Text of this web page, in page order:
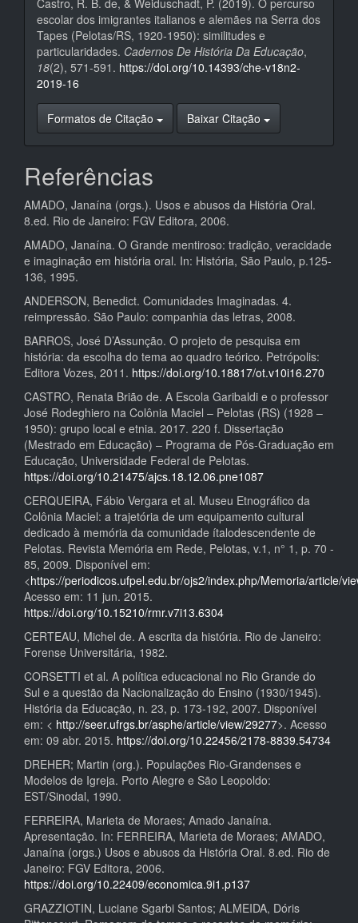
Castro, R. B. de, & Weiduschadt, P. (2019). O percurso
escolar dos imigrantes italianos e alemães na Serra dos
Tapes (Pelotas/RS, 1920-1950): similitudes e
particularidades. Cadernos De História Da Educação,
18(2), 571-591. https://doi.org/10.14393/che-v18n2-
2019-16
Formatos de Citação Baixar Citação
Referências
AMADO, Janaína (orgs.). Usos e abusos da História Oral.
8.ed. Rio de Janeiro: FGV Editora, 2006.
AMADO, Janaína. O Grande mentiroso: tradição, veracidade
e imaginação em história oral. In: História, São Paulo, p.125-
136, 1995.
ANDERSON, Benedict. Comunidades Imaginadas. 4.
reimpressão. São Paulo: companhia das letras, 2008.
BARROS, José D’Assunção. O projeto de pesquisa em
história: da escolha do tema ao quadro teórico. Petrópolis:
Editora Vozes, 2011. https://doi.org/10.18817/ot.v10i16.270
CASTRO, Renata Brião de. A Escola Garibaldi e o professor
José Rodeghiero na Colônia Maciel – Pelotas (RS) (1928 –
1950): grupo local e etnia. 2017. 220 f. Dissertação
(Mestrado em Educação) – Programa de Pós-Graduação em
Educação, Universidade Federal de Pelotas.
https://doi.org/10.21475/ajcs.18.12.06.pne1087
CERQUEIRA, Fábio Vergara et al. Museu Etnográfico da
Colônia Maciel: a trajetória de um equipamento cultural
dedicado à memória da comunidade ítalodescendente de
Pelotas. Revista Memória em Rede, Pelotas, v.1, n° 1, p. 70 -
85, 2009. Disponível em:
<https://periodicos.ufpel.edu.br/ojs2/index.php/Memoria/article/
Acesso em: 11 jun. 2015.
https://doi.org/10.15210/rmr.v7i13.6304
CERTEAU, Michel de. A escrita da história. Rio de Janeiro:
Forense Universitária, 1982.
CORSETTI et al. A política educacional no Rio Grande do
Sul e a questão da Nacionalização do Ensino (1930/1945).
História da Educação, n. 23, p. 173-192, 2007. Disponível
em: < http://seer.ufrgs.br/asphe/article/view/29277>. Acesso
em: 09 abr. 2015. https://doi.org/10.22456/2178-8839.54734
DREHER; Martin (org.). Populações Rio-Grandenses e
Modelos de Igreja. Porto Alegre e São Leopoldo:
EST/Sinodal, 1990.
FERREIRA, Marieta de Moraes; Amado Janaína.
Apresentação. In: FERREIRA, Marieta de Moraes; AMADO,
Janaína (orgs.) Usos e abusos da História Oral. 8.ed. Rio de
Janeiro: FGV Editora, 2006.
https://doi.org/10.22409/economica.9i1.p137
GRAZZIOTIN, Luciane Sgarbi Santos; ALMEIDA, Dóris